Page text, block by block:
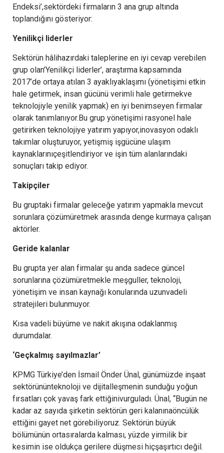
Endeksi’,sektördeki firmaların 3 ana grup altında
toplandığını gösteriyor:
Yenilikçi liderler
Sektörün hâlihazırdaki taleplerine en iyi cevap verebilen
grup olan’Yenilikçi liderler’, araştırma kapsamında
2017’de ortaya atılan 3 ayaklıyaklaşımı (yönetişimi etkin
hale getirmek, insan gücünü verimli hale getirmekve
teknolojiyle yenilik yapmak) en iyi benimseyen firmalar
olarak tanımlanıyor.Bu grup yönetişimi rasyonel hale
getirirken teknolojiye yatırım yapıyor,inovasyon odaklı
takımlar oluşturuyor, yetişmiş işgücüne ulaşım
kaynaklarınıçeşitlendiriyor ve işin tüm alanlarındaki
sonuçları takip ediyor.
Takipçiler
Bu gruptaki firmalar geleceğe yatırım yapmakla mevcut
sorunlara çözümüretmek arasında denge kurmaya çalışan
aktörler.
Geride kalanlar
Bu grupta yer alan firmalar şu anda sadece güncel
sorunlarına çözümüretmekle meşguller, teknoloji,
yönetişim ve insan kaynağı konularında uzunvadeli
stratejileri bulunmuyor.
Kısa vadeli büyüme ve nakit akışına odaklanmış
durumdalar.
‘Geçkalmış sayılmazlar’
KPMG Türkiye’den İsmail Önder Ünal, günümüzde inşaat
sektörününteknoloji ve dijitalleşmenin sunduğu yoğun
fırsatları çok yavaş fark ettiğinivurguladı. Ünal, “Bugün ne
kadar az sayıda şirketin sektörün geri kalanınaöncülük
ettiğini gayet net görebiliyoruz. Sektörün büyük
bölümünün ortasıralarda kalması, yüzde yirmilik bir
kesimin ise oldukça gerilere düşmesi hiçşaşırtıcı değil.